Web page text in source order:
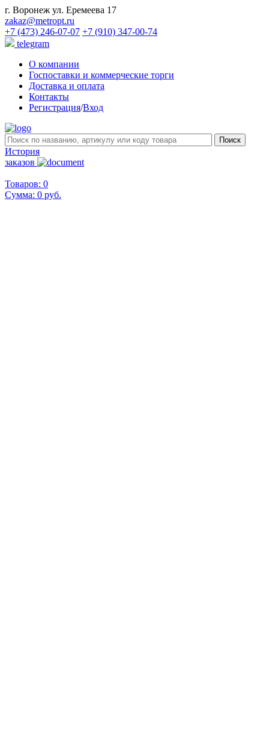
г. Воронеж ул. Еремеева 17
zakaz@metropt.ru
+7 (473) 246-07-07 +7 (910) 347-00-74
telegram
О компании
Госпоставки и коммерческие торги
Доставка и оплата
Контакты
Регистрация/Вход
История
заказов
Товаров: 0
Сумма: 0 руб.